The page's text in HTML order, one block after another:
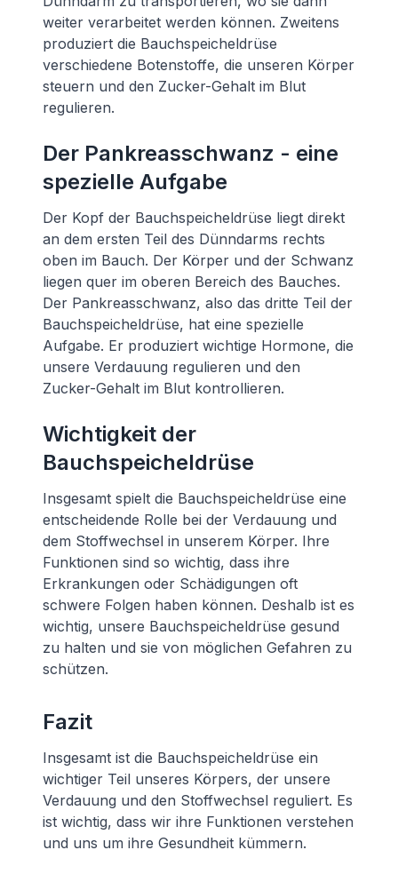
weiter verarbeitet werden können. Zweitens
produziert die Bauchspeicheldrüse
verschiedene Botenstoffe, die unseren Körper
steuern und den Zucker-Gehalt im Blut
regulieren.
Der Pankreasschwanz - eine
spezielle Aufgabe
Der Kopf der Bauchspeicheldrüse liegt direkt
an dem ersten Teil des Dünndarms rechts
oben im Bauch. Der Körper und der Schwanz
liegen quer im oberen Bereich des Bauches.
Der Pankreasschwanz, also das dritte Teil der
Bauchspeicheldrüse, hat eine spezielle
Aufgabe. Er produziert wichtige Hormone, die
unsere Verdauung regulieren und den
Zucker-Gehalt im Blut kontrollieren.
Wichtigkeit der
Bauchspeicheldrüse
Insgesamt spielt die Bauchspeicheldrüse eine
entscheidende Rolle bei der Verdauung und
dem Stoffwechsel in unserem Körper. Ihre
Funktionen sind so wichtig, dass ihre
Erkrankungen oder Schädigungen oft
schwere Folgen haben können. Deshalb ist es
wichtig, unsere Bauchspeicheldrüse gesund
zu halten und sie von möglichen Gefahren zu
schützen.
Fazit
Insgesamt ist die Bauchspeicheldrüse ein
wichtiger Teil unseres Körpers, der unsere
Verdauung und den Stoffwechsel reguliert. Es
ist wichtig, dass wir ihre Funktionen verstehen
und uns um ihre Gesundheit kümmern.